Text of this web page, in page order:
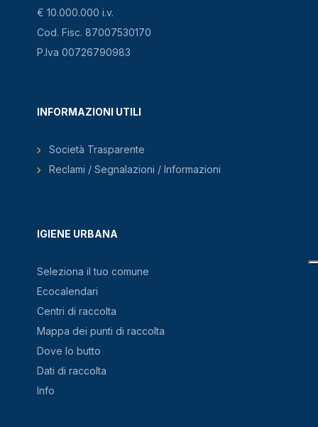
€ 10.000.000 i.v.
Cod. Fisc. 87007530170
P.Iva 00726790983
IGIENE URBANA
Seleziona il tuo comune
Ecocalendari
Centri di raccolta
Mappa dei punti di raccolta
Dove lo butto
Dati di raccolta
Info
INFORMAZIONI UTILI
Società Trasparente
Reclami / Segnalazioni / Informazioni